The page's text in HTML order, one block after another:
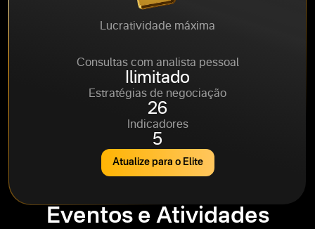
Lucratividade máxima
Consultas com analista pessoal
Ilimitado
Estratégias de negociação
26
Indicadores
5
Atualize para o Elite
Eventos e Atividades